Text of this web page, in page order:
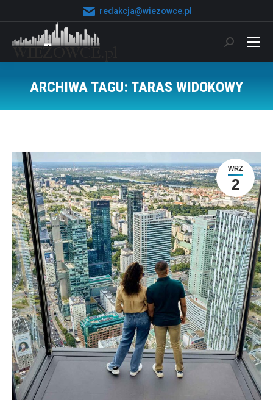
redakcja@wiezowce.pl
Szukaj:
ARCHIWA TAGU: TARAS WIDOKOWY
WRZ
2